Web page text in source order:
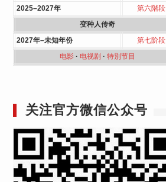
2025–2027年
第六階段
变种人传奇
2027年–未知年份
第七阶段
电影· 电视剧 · 特別节目
关注官方微信公众号